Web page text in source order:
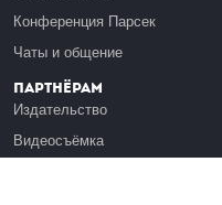
Конференция Парсек
Чаты и общение
Партнёрам
Издательство
Видеосъёмка